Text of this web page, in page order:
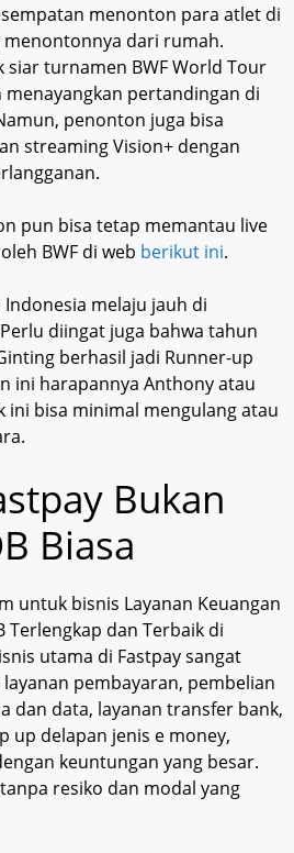
menonton para atlet di
dari rumah.
siar turnamen BWF World Tour
menayangkan pertandingan di
penonton juga bisa
streaming Vision+ dengan
pun bisa tetap memantau live
BWF di web berikut ini.
melaju jauh di
diingat juga bahwa tahun
berhasil jadi Runner-up
ini harapannya Anthony atau
ini bisa minimal mengulang atau
Bukan
Biasa
untuk bisnis Layanan Keuangan
Terlengkap dan Terbaik di
utama di Fastpay sangat
pembayaran, pembelian
dan data, layanan transfer bank,
up delapan jenis e money,
keuntungan yang besar.
resiko dan modal yang